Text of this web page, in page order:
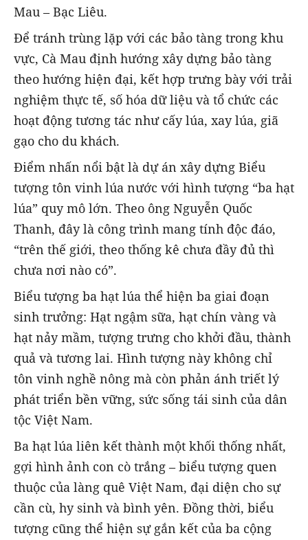
Mau – Bạc Liêu.
Để tránh trùng lặp với các bảo tàng trong khu
vực, Cà Mau định hướng xây dựng bảo tàng
theo hướng hiện đại, kết hợp trưng bày với trải
nghiệm thực tế, số hóa dữ liệu và tổ chức các
hoạt động tương tác như cấy lúa, xay lúa, giã
gạo cho du khách.
Điểm nhấn nổi bật là dự án xây dựng Biểu
tượng tôn vinh lúa nước với hình tượng “ba hạt
lúa” quy mô lớn. Theo ông Nguyễn Quốc
Thanh, đây là công trình mang tính độc đáo,
“trên thế giới, theo thống kê chưa đầy đủ thì
chưa nơi nào có”.
Biểu tượng ba hạt lúa thể hiện ba giai đoạn
sinh trưởng: Hạt ngậm sữa, hạt chín vàng và
hạt nảy mầm, tượng trưng cho khởi đầu, thành
quả và tương lai. Hình tượng này không chỉ
tôn vinh nghề nông mà còn phản ánh triết lý
phát triển bền vững, sức sống tái sinh của dân
tộc Việt Nam.
Ba hạt lúa liên kết thành một khối thống nhất,
gợi hình ảnh con cò trắng – biểu tượng quen
thuộc của làng quê Việt Nam, đại diện cho sự
cần cù, hy sinh và bình yên. Đồng thời, biểu
tượng cũng thể hiện sự gắn kết của ba cộng